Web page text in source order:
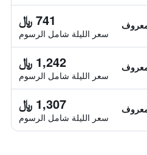
معروف 741 ﷼
سعر الليلة شامل الرسوم
معروف 1,242 ﷼
سعر الليلة شامل الرسوم
معروف 1,307 ﷼
سعر الليلة شامل الرسوم